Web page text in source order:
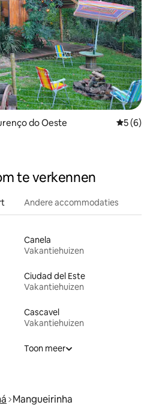
do Oeste
5 (6)
te verkennen
Andere accommodaties
Canela
Vakantiehuizen
Ciudad del Este
Vakantiehuizen
Cascavel
Vakantiehuizen
Toon meer
Mangueirinha